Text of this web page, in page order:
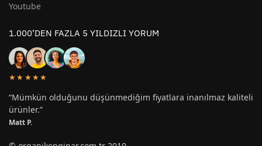
Youtube
1.000’DEN FAZLA 5 YILDIZLI YORUM
★★★★★
“Mümkün olduğunu düşünmediğim fiyatlara inanılmaz kaliteli
ürünler.”
Matt P.